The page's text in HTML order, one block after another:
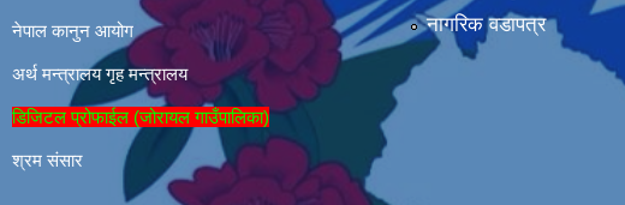
नेपाल कानुन आयोग
अर्थ मन्त्रालय गृह मन्त्रालय
डिजिटल प्रोफाईल (जोरायल गाउँपालिका)
श्रम संसार
नागरिक वडापत्र